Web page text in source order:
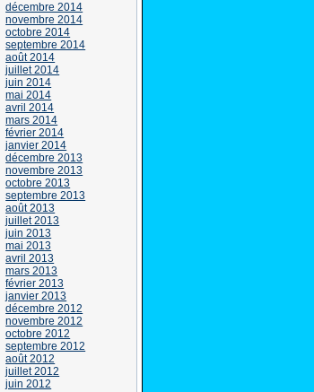
décembre 2014
novembre 2014
octobre 2014
septembre 2014
août 2014
juillet 2014
juin 2014
mai 2014
avril 2014
mars 2014
février 2014
janvier 2014
décembre 2013
novembre 2013
octobre 2013
septembre 2013
août 2013
juillet 2013
juin 2013
mai 2013
avril 2013
mars 2013
février 2013
janvier 2013
décembre 2012
novembre 2012
octobre 2012
septembre 2012
août 2012
juillet 2012
juin 2012